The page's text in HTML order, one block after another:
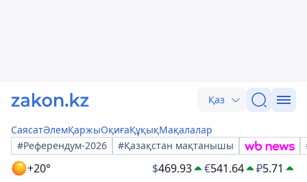
Қаз
СаясатӘлемҚаржыОқиғаҚұқықМақалалар
#Референдум-2026
#Қазақстан мақтанышы
+20° $469.93 €541.64 ₽5.71